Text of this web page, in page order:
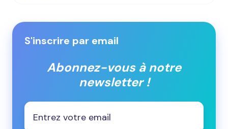
S'inscrire par email
Abonnez-vous à notre
newsletter !
Email